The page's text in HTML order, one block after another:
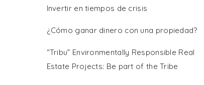
Invertir en tiempos de crisis
¿Cómo ganar dinero con una propiedad?
“Tribu” Environmentally Responsible Real
Estate Projects: Be part of the Tribe